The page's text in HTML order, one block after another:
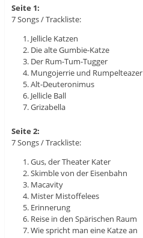
Seite 1:
7 Songs / Trackliste:
Jellicle Katzen
Die alte Gumbie-Katze
Der Rum-Tum-Tugger
Mungojerrie und Rumpelteazer
Alt-Deuteronimus
Jellicle Ball
Grizabella
Seite 2:
7 Songs / Trackliste:
Gus, der Theater Kater
Skimble von der Eisenbahn
Macavity
Mister Mistoffelees
Erinnerung
Reise in den Spärischen Raum
Wie spricht man eine Katze an